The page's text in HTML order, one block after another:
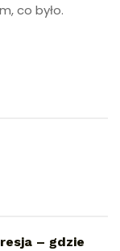
co było.
– gdzie